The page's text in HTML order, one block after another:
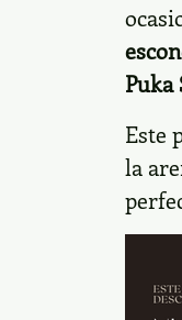
Puka
Este
la